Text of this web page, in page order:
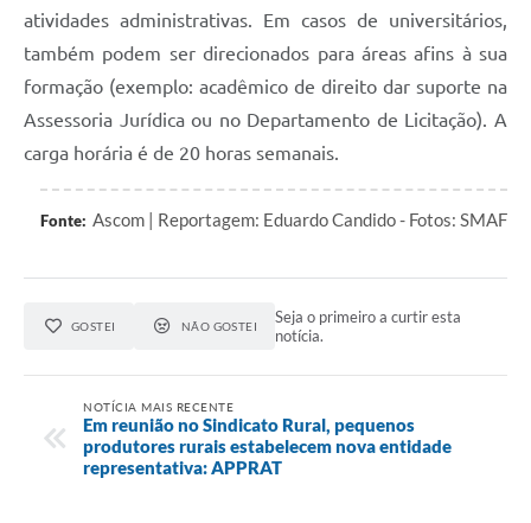
atividades administrativas. Em casos de universitários,
também podem ser direcionados para áreas afins à sua
formação (exemplo: acadêmico de direito dar suporte na
Assessoria Jurídica ou no Departamento de Licitação). A
carga horária é de 20 horas semanais.
Fonte: Ascom | Reportagem: Eduardo Candido - Fotos: SMAF
GOSTEI NÃO GOSTEI
Seja o primeiro a curtir esta
notícia.
NOTÍCIA MAIS RECENTE
Em reunião no Sindicato Rural, pequenos
produtores rurais estabelecem nova entidade
representativa: APPRAT